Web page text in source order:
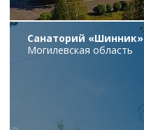
Санаторий «Шинник»
Могилевская область